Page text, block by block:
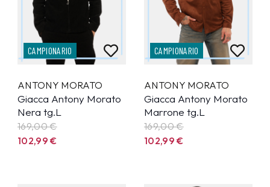
CAMPIONARIO
ANTONY MORATO
Giacca Antony Morato
Nera tg.L
169,00 €
102,99€
CAMPIONARIO
ANTONY MORATO
Giacca Antony Morato
Marrone tg.L
169,00 €
102,99€